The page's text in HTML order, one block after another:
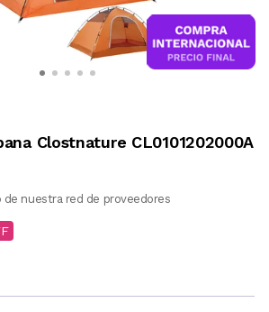
Clostnature CL0101202000A
de nuestra red de proveedores